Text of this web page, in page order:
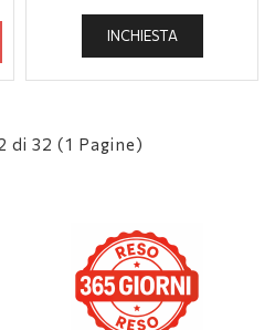
INCHIESTA
di 32 (1 Pagine)